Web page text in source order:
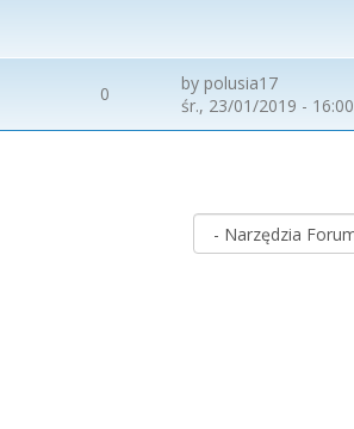
0 by polusia17
śr., 23/01/2019 - 16:00